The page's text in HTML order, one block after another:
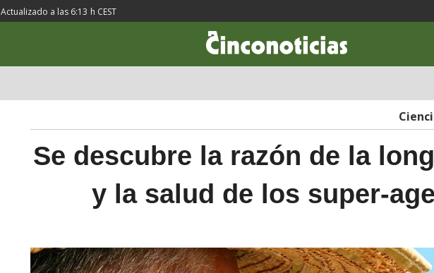
Actualizado a las 6:13 h CEST
Se descubre la razón de la
y la salud de los super-